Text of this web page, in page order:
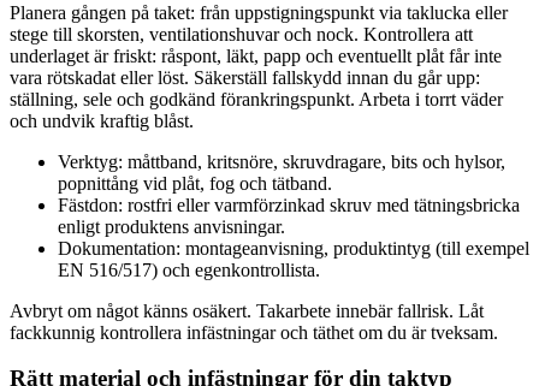
Planera gången på taket: från uppstigningspunkt via taklucka eller
stege till skorsten, ventilationshuvar och nock. Kontrollera att
underlaget är friskt: råspont, läkt, papp och eventuellt plåt får inte
vara rötskadat eller löst. Säkerställ fallskydd innan du går upp:
ställning, sele och godkänd förankringspunkt. Arbeta i torrt väder
och undvik kraftig blåst.
Verktyg: måttband, kritsnöre, skruvdragare, bits och hylsor,
popnittång vid plåt, fog och tätband.
Fästdon: rostfri eller varmförzinkad skruv med tätningsbricka
enligt produktens anvisningar.
Dokumentation: montageanvisning, produktintyg (till exempel
EN 516/517) och egenkontrollista.
Avbryt om något känns osäkert. Takarbete innebär fallrisk. Låt
fackkunnig kontrollera infästningar och täthet om du är tveksam.
Rätt material och infästningar för din taktyp